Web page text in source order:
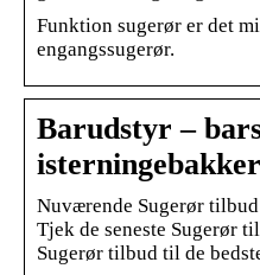
Funktion sugerør er det
engangssugerør.
Barudstyr –
Nuværende Sugerør
Tjek de seneste Sugerør
Sugerør tilbud til de